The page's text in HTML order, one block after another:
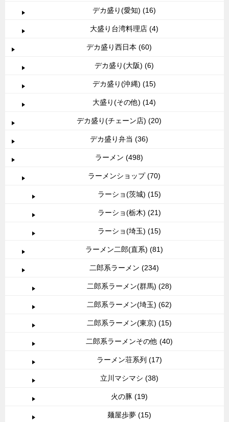
デカ盛り(愛知) (16)
大盛り台湾料理店 (4)
デカ盛り西日本 (60)
デカ盛り(大阪) (6)
デカ盛り(沖縄) (15)
大盛り(その他) (14)
デカ盛り(チェーン店) (20)
デカ盛り弁当 (36)
ラーメン (498)
ラーメンショップ (70)
ラーショ(茨城) (15)
ラーショ(栃木) (21)
ラーショ(埼玉) (15)
ラーメン二郎(直系) (81)
二郎系ラーメン (234)
二郎系ラーメン(群馬) (28)
二郎系ラーメン(埼玉) (62)
二郎系ラーメン(東京) (15)
二郎系ラーメンその他 (40)
ラーメン荘系列 (17)
立川マシマシ (38)
火の豚 (19)
麺屋歩夢 (15)